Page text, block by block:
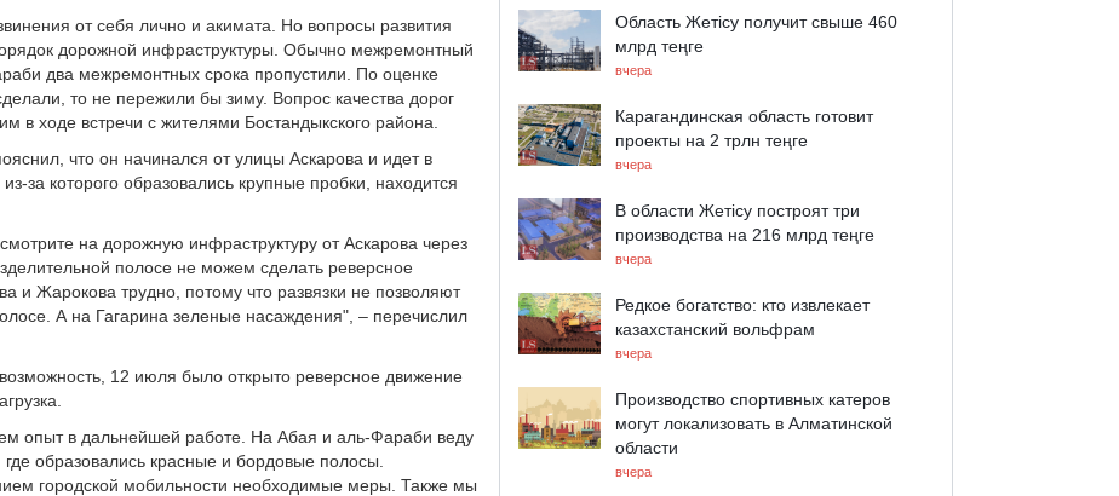
от себя лично и акимата. Но вопросы развития
дорожной инфраструктуры. Обычно межремонтный
два межремонтных срока пропустили. По оценке
то не пережили бы зиму. Вопрос качества дорог
в ходе встречи с жителями Бостандыкского района.
что он начинался от улицы Аскарова и идет в
за которого образовались крупные пробки, находится
на дорожную инфраструктуру от Аскарова через
полосе не можем сделать реверсное
и Жарокова трудно, потому что развязки не позволяют
А на Гагарина зеленые насаждения", – перечислил
12 июля было открыто реверсное движение
опыт в дальнейшей работе. На Абая и аль-Фараби веду
образовались красные и бордовые полосы.
городской мобильности необходимые меры. Также мы
Область Жетісу получит свыше 460
млрд теңге
вчера
Карагандинская область готовит
проекты на 2 трлн теңге
вчера
В области Жетісу построят три
производства на 216 млрд теңге
вчера
Редкое богатство: кто извлекает
казахстанский вольфрам
вчера
Производство спортивных катеров
могут локализовать в Алматинской
области
вчера